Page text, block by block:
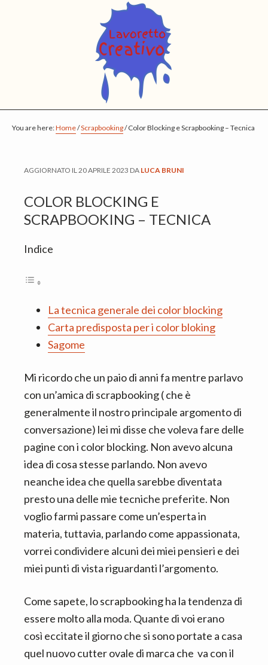
m
a
o
n
e
t
p
r
r
y
i
e
f
o
r
You are here:Home/Scrapbooking/Color Blocking e Scrapbooking – Tecnica
AGGIORNATO IL20 APRILE 2023 DA LUCA BRUNI
COLOR BLOCKING E
SCRAPBOOKING – TECNICA
Indice
La tecnica generale dei color blocking
Carta predisposta per i color bloking
Sagome
Mi ricordo che un paio di anni fa mentre parlavo
con un’amica di scrapbooking ( che è
generalmente il nostro principale argomento di
conversazione) lei mi disse che voleva fare delle
pagine con i color blocking. Non avevo alcuna
idea di cosa stesse parlando. Non avevo
neanche idea che quella sarebbe diventata
presto una delle mie tecniche preferite. Non
voglio farmi passare come un’esperta in
materia, tuttavia, parlando come appassionata,
vorrei condividere alcuni dei miei pensieri e dei
miei punti di vista riguardanti l’argomento.
Come sapete, lo scrapbooking ha la tendenza di
essere molto alla moda. Quante di voi erano
così eccitate il giorno che si sono portate a casa
quel nuovo cutter ovale di marca che va con il